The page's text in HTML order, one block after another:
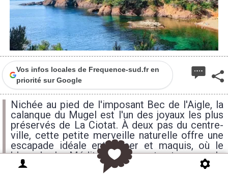
Vos infos locales de Frequence-sud.fr en
priorité sur Google
Nichée au pied de l'imposant Bec de l'Aigle, la
calanque du Mugel est l'un des joyaux les plus
préservés de La Ciotat. À deux pas du centre-
ville, cette petite merveille naturelle offre une
escapade idéale entre mer et maquis, où le
bleu de la Méditerranée contraste avec le
rouge ocre des roches du massif.